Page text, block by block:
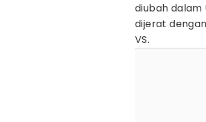
diubah dalam
dijerat
VS.